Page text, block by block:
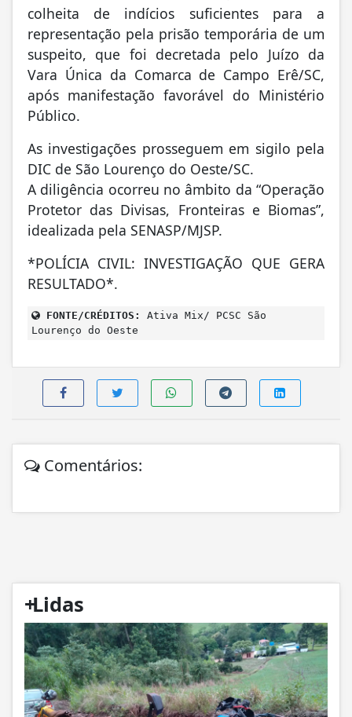
colheita de indícios suficientes para a
representação pela prisão temporária de um
suspeito, que foi decretada pelo Juízo da
Vara Única da Comarca de Campo Erê/SC,
após manifestação favorável do Ministério
Público.
As investigações prosseguem em sigilo pela
DIC de São Lourenço do Oeste/SC.
A diligência ocorreu no âmbito da “Operação
Protetor das Divisas, Fronteiras e Biomas”,
idealizada pela SENASP/MJSP.
*POLÍCIA CIVIL: INVESTIGAÇÃO QUE GERA
RESULTADO*.
FONTE/CRÉDITOS:
Ativa Mix/ PCSC São
Lourenço do Oeste
Comentários:
+
Lidas